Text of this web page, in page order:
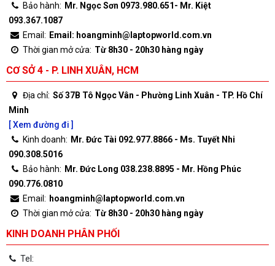
Bảo hành: Mr. Ngọc Sơn 0973.980.651- Mr. Kiệt
093.367.1087
Email: Email: hoangminh@laptopworld.com.vn
Thời gian mở cửa: Từ 8h30 - 20h30 hàng ngày
CƠ SỞ 4 - P. LINH XUÂN, HCM
Địa chỉ: Số 37B Tô Ngọc Vân - Phường Linh Xuân - TP. Hồ Chí
Minh
[ Xem đường đi ]
Kinh doanh: Mr. Đức Tài 092.977.8866 - Ms. Tuyết Nhi
090.308.5016
Bảo hành: Mr. Đức Long 038.238.8895 - Mr. Hồng Phúc
090.776.0810
Email: hoangminh@laptopworld.com.vn
Thời gian mở cửa: Từ 8h30 - 20h30 hàng ngày
KINH DOANH PHÂN PHỐI
Tel: